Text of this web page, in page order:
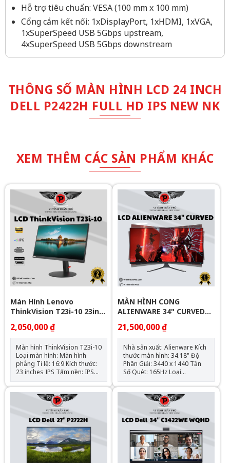
Hỗ trợ tiêu chuẩn: VESA (100 mm x 100 mm)
Cổng cắm kết nối: 1xDisplayPort, 1xHDMI, 1xVGA,
1xSuperSpeed USB 5Gbps upstream,
4xSuperSpeed USB 5Gbps downstream
THÔNG SỐ MÀN HÌNH LCD 24 INCH
DELL P2422H FULL HD IPS NEW NK
XEM THÊM CÁC SẢN PHẨM KHÁC
Màn Hình Lenovo
ThinkVision T23i-10 23in
2,050,000 ₫
Màn hình ThinkVision T23i-10
Loại màn hình: Màn hình
phẳng Tỉ lệ: 16:9 Kích thước:
23 inches IPS Tấm nền: IPS
Độ phân giải: FHD (1920 x
1080) Tốc độ làm mới: 60Hz
Thời gian phản hồi: 4/6/14
Cổng kết nối: HDMI, VGA,
DisplayPort Góc
Nhìn: Ngang: 178° - Dọc: 178°
MÀN HÌNH CONG
ALIENWARE 34" CURVED
QD-OLED GAMING
MONITOR AW3423DWF
165HZ
21,500,000 ₫
Nhà sản xuất: Alienware Kích
thước màn hình: 34.18" Độ
Phân Giải: 3440 x 1440 Tần
Số Quét: 165Hz Loại
panel: QD-OLED Tỷ Lệ: 21:9
Màu Sắc: Đen Độ sáng: 1000
x 178° Ngang Đầu vào : 1x
HDMI; 2x DisplayPort 1.4 Bậc
HDR: HDR 400 Bán kính cong
: 1800R